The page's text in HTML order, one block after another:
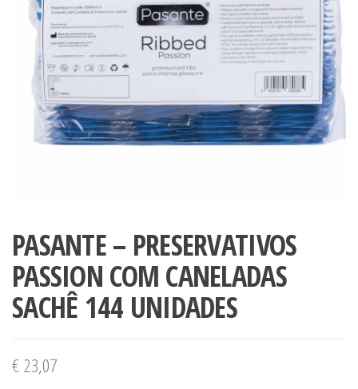
PASANTE – PRESERVATIVOS
PASSION COM CANELADAS
SACHÊ 144 UNIDADES
€23,07